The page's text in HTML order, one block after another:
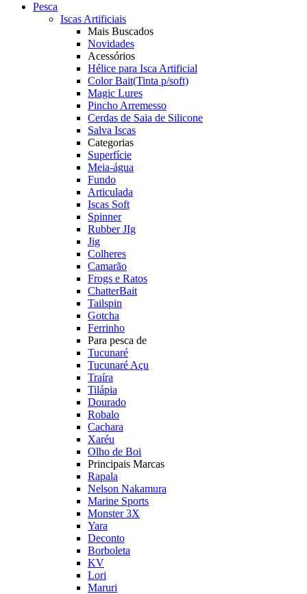
Pesca
Iscas Artificiais
Mais Buscados
Novidades
Acessórios
Hélice para Isca Artificial
Color Bait(Tinta p/soft)
Magic Lures
Pincho Arremesso
Cerdas de Saia de Silicone
Salva Iscas
Categorias
Superfície
Meia-água
Fundo
Articulada
Iscas Soft
Spinner
Rubber JIg
Jig
Colheres
Camarão
Frogs e Ratos
ChatterBait
Tailspin
Gotcha
Ferrinho
Para pesca de
Tucunaré
Tucunaré Açu
Traíra
Tilápia
Dourado
Robalo
Cachara
Xaréu
Olho de Boi
Principais Marcas
Rapala
Nelson Nakamura
Marine Sports
Monster 3X
Yara
Deconto
Borboleta
KV
Lori
Maruri